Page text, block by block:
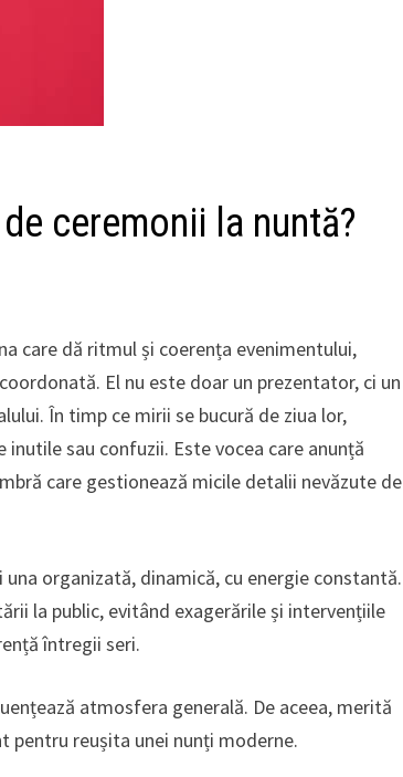
ceremonii la nuntă?
care dă ritmul și coerența evenimentului,
El nu este doar un prezentator, ci un
În timp ce mirii se bucură de ziua lor,
sau confuzii. Este vocea care anunță
care gestionează micile detalii nevăzute de
organizată, dinamică, cu energie constantă.
la public, evitând exagerările și intervențiile
întregii seri.
atmosfera generală. De aceea, merită
pentru reușita unei nunți moderne.